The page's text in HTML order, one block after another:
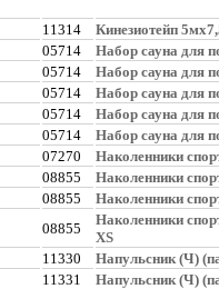
11314 Кинезиотейп
05714 Набор сауна для
05714 Набор сауна для
05714 Набор сауна для
05714 Набор сауна для
05714 Набор сауна для
07270 Наколенники
08855 Наколенники
08855 Наколенники
08855
Наколенники
XS
11330 Напульсник (Ч)
11331 Напульсник (Ч)